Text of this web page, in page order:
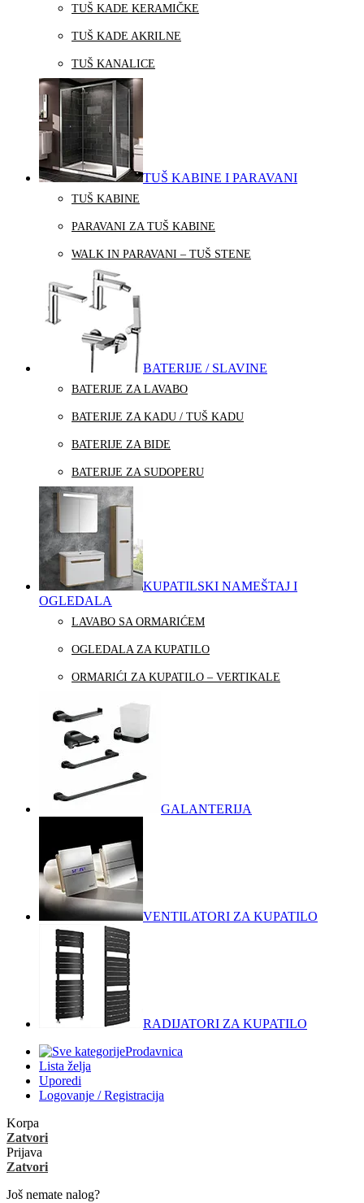
TUŠ KADE KERAMIČKE
TUŠ KADE AKRILNE
TUŠ KANALICE
TUŠ KABINE I PARAVANI
TUŠ KABINE
PARAVANI ZA TUŠ KABINE
WALK IN PARAVANI – TUŠ STENE
BATERIJE / SLAVINE
BATERIJE ZA LAVABO
BATERIJE ZA KADU / TUŠ KADU
BATERIJE ZA BIDE
BATERIJE ZA SUDOPERU
KUPATILSKI NAMEŠTAJ I
OGLEDALA
LAVABO SA ORMARIĆEM
OGLEDALA ZA KUPATILO
ORMARIĆI ZA KUPATILO – VERTIKALE
GALANTERIJA
VENTILATORI ZA KUPATILO
RADIJATORI ZA KUPATILO
Prodavnica
Lista želja
Uporedi
Logovanje / Registracija
Korpa
Zatvori
Prijava
Zatvori
Još nemate nalog?